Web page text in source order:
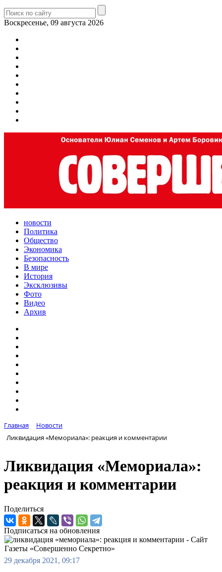
Воскресенье, 09 августа 2026
новости
Политика
Общество
Экономика
Безопасность
В мире
История
Эксклюзивы
Фото
Видео
Архив
Главная
Новости
Ликвидация «Мемориала»: реакция и комментарии
Ликвидация «Мемориала»:
реакция и комментарии
Поделиться
Подписаться на обновления
29 декабря 2021, 09:17